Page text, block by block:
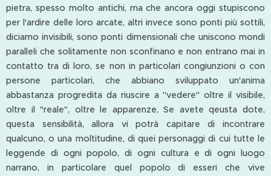
pietra, spesso molto antichi, ma che ancora oggi stupiscono
per l'ardire delle loro arcate, altri invece sono ponti più sottili,
diciamo invisibili, sono ponti dimensionali che uniscono mondi
paralleli che solitamente non sconfinano e non entrano mai in
contatto tra di loro, se non in particolari congiunzioni o con
persone particolari, che abbiano sviluppato un'anima
abbastanza progredita da riuscire a "vedere" oltre il visibile,
oltre il "reale", oltre le apparenze, Se avete qeusta dote,
questa sensibilità, allora vi potrà capitare di incontrare
qualcuno, o una moltitudine, di quei personaggi di cui tutte le
leggende di ogni popolo, di ogni cultura e di ogni luogo
narrano, in particolare quel popolo di esseri che vive